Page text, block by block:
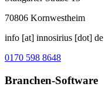
70806 Kornwestheim
info [at] innosirius [dot] de
0170 598 8648
Branchen-Software